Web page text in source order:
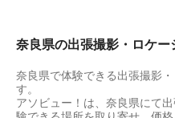
奈良県の出張撮影・ロケー
奈良県で体験できる出張撮影
す。
アソビュー！は、奈良県にて